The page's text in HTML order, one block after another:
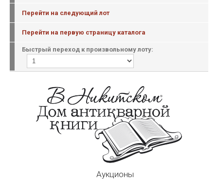
Перейти на следующий лот
Перейти на первую страницу каталога
Быстрый переход к произвольному лоту:
Аукционы